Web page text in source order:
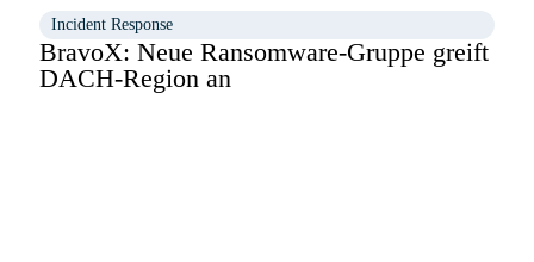
Incident Response
BravoX: Neue Ransomware-Gruppe greift
DACH-Region an